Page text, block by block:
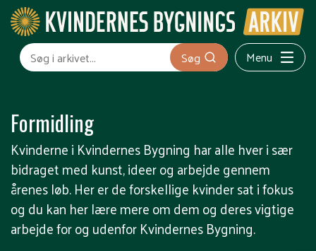
Søg Menu
Formidling
Kvinderne i Kvindernes Bygning har alle hver i sær
bidraget med kunst, ideer og arbejde gennem
årenes løb. Her er de forskellige kvinder sat i fokus
og du kan her lære mere om dem og deres vigtige
arbejde for og udenfor Kvindernes Bygning.